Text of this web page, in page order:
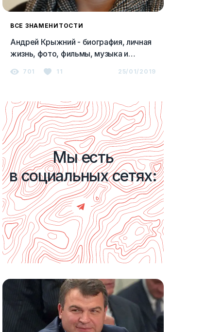
ВСЕ ЗНАМЕНИТОСТИ
Андрей Крыжний - биография, личная
жизнь, фото, фильмы, музыка и
701 11 25/01/2019
Мы есть
в социальных сетях: